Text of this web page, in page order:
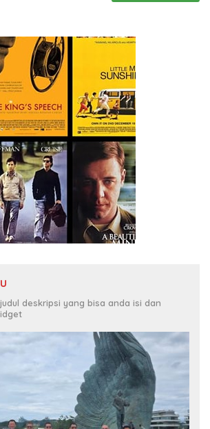
deskripsi yang bisa anda isi dan